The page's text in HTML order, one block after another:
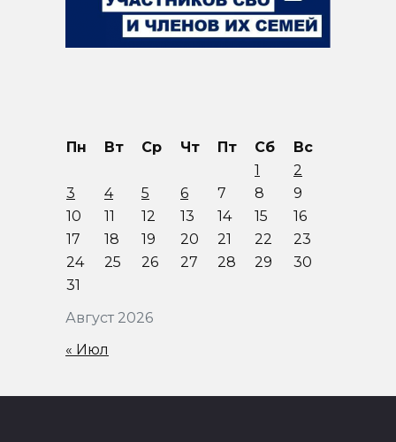
Август 2026
Пн Вт Ср Чт Пт Сб
Вс
1
2
3
4 5 6 7 8
9
10
11 12 13 14 15
16
17
18 19 20 21 22
23
24
25 26 27 28 29
30
31
« Июл